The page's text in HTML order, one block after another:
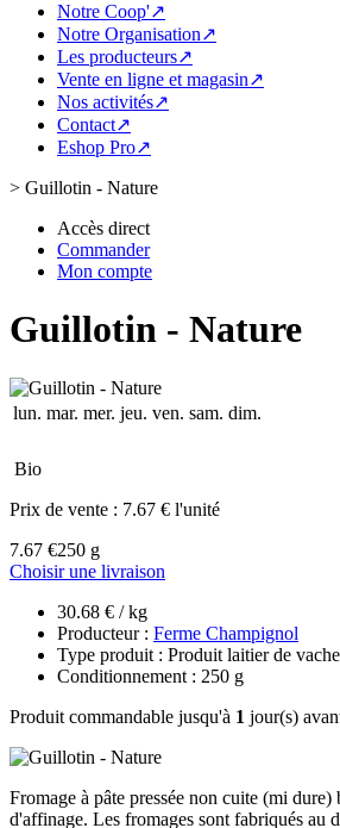
Notre Coop'↗
Notre Organisation↗
Les producteurs↗
Vente en ligne et magasin↗
Nos activités↗
Contact↗
Eshop Pro↗
> Guillotin - Nature
Accès direct
Commander
Mon compte
Guillotin - Nature
lun. mar. mer. jeu. ven. sam. dim.
Bio
Prix de vente : 7.67 € l'unité
7.67 €250 g
Choisir une livraison
30.68 € / kg
Producteur : Ferme Champignol
Type produit : Produit laitier de vache
Conditionnement : 250 g
Produit commandable jusqu'à 1 jour(s)
Fromage à pâte pressée non cuite (mi dure)
d'affinage. Les fromages sont fabriqués au